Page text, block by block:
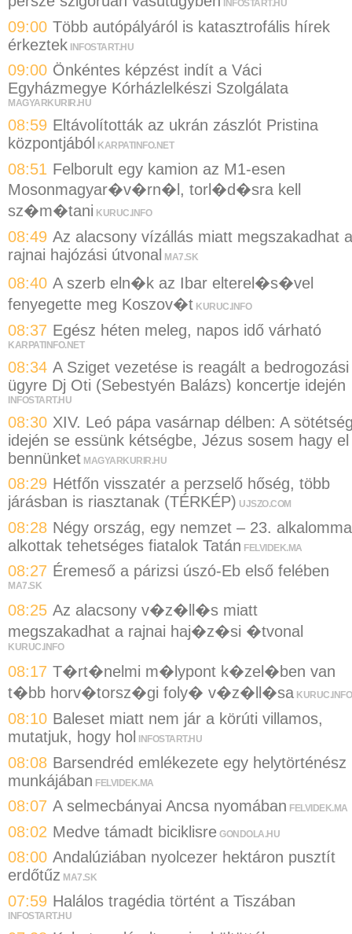
INFOSTART.HU
09:00 Több autópályáról is katasztrofális hírek
érkeztek INFOSTART.HU
09:00 Önkéntes képzést indít a Váci
Egyházmegye Kórházlelkészi Szolgálata
MAGYARKURIR.HU
08:59 Eltávolították az ukrán zászlót Pristina
központjából
KARPATINFO.NET
08:51 Felborult egy kamion az M1-esen
Mosonmagyar�v�rn�l, torl�d�sra kell
sz�m�tani KURUC.INFO
08:49 Az alacsony vízállás miatt megszakadhat a
rajnai hajózási útvonal
MA7.SK
08:40 A szerb eln�k az Ibar elterel�s�vel
fenyegette meg Koszov�t KURUC.INFO
08:37 Egész héten meleg, napos idő várható
KARPATINFO.NET
08:34 A Sziget vezetése is reagált a bedrogozási
ügyre Dj Oti (Sebestyén Balázs) koncertje idején
INFOSTART.HU
08:30 XIV. Leó pápa vasárnap délben: A
idején se essünk kétségbe, Jézus sosem hagy el
bennünket MAGYARKURIR.HU
08:29 Hétfőn visszatér a perzselő hőség, több
járásban is riasztanak (TÉRKÉP) UJSZO.COM
08:28 Négy ország, egy nemzet – 23.
alkottak tehetséges fiatalok Tatán FELVIDEK.MA
08:27 Éremeső a párizsi úszó-Eb első felében
MA7.SK
08:25 Az alacsony v�z�ll�s miatt
megszakadhat a rajnai haj�z�si �tvonal
KURUC.INFO
08:17 T�rt�nelmi m�lypont k�zel�ben van
t�bb horv�torsz�gi foly� v�z�ll�sa KURUC.INFO
08:10 Baleset miatt nem jár a körúti villamos,
mutatjuk, hogy hol
INFOSTART.HU
08:08 Barsendréd emlékezete egy helytörténész
munkájában FELVIDEK.MA
08:07 A selmecbányai Ancsa nyomában FELVIDEK.MA
08:02 Medve támadt biciklisre GONDOLA.HU
08:00 Andalúziában nyolcezer hektáron pusztít
erdőtűz MA7.SK
07:59 Halálos tragédia történt a Tiszában
INFOSTART.HU